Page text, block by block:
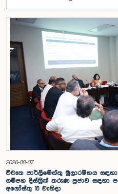
කාරක සභාව රාජ්‍ය පරිපාලන, පළාත්
මහාචාර්ය ඒ.එච්.එම්.එච්. අබයරත්න
පාර්ලිමේන්තුවේදී පසුගියදා රැස් වූ
වසරවල පාර්ලිමේන්තු තේරීම් කාරක සභා
සංවිධාන විසින් ඉදිරිපත් කර ඇති
ප්‍රතිසංස්කරණ සම්බන්ධයෙන් දීර්ඝ ලෙස
පාලන මැතිවරණ ක්‍රමය සඳහා මිශ්‍ර
හා සුළුතර කණ්ඩායම්වල නියෝජනය
වැඩිදියුණු කිරීම, විද්‍යුත් ඡන්ද
ප්‍රකාශ කිරීමේ පහසුකම් සැලසීම ඇතුළු
විය. එමෙන්ම විදේශගත ශ්‍රී ලාංකිකයන්ට
වන යෝජනා පිළිබඳව ද සලකා බැලුණු
පරිපාලනමය ප්‍රතිපාදන පිළිබඳ වැඩිදුර
අවධාරණය කෙරිණි.කාරක සභාව
ලැබී ඇති යෝජනා 31 සහ පූර්ව
විශ්ලේෂණය කර ප්‍රායෝගික නිර්දේශ
අතර, එම නිර්දේශ සමාලෝචනය කිරීම
සභාව තීරණය කළේය.මෙම රැස්වීමට
ආචාර්ය උපාලි පන්නිලගේ මහතා සහ ගරු
කරුණානායක, රුවන්තිලක ජයකොඩි සහ
මහත්වරු සහභාගී වූහ.
2026-08-07
විවෘත පාර්ලිමේන්තු මුලාරම්භය
ගම්පහ දිස්ත්‍රික් තරුණ ප්‍රජාව සඳහා
අගෝස්තු 16 වැනිදා